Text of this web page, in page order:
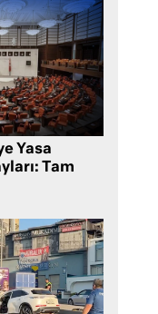
Yasa
Tam